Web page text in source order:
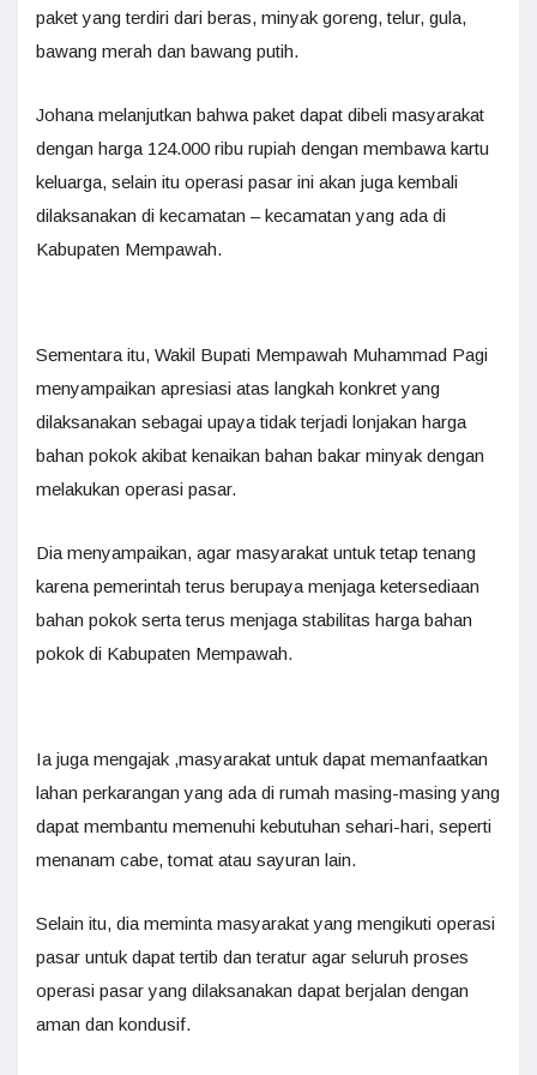
paket yang terdiri dari beras, minyak goreng, telur, gula,
bawang merah dan bawang putih.
Johana melanjutkan bahwa paket dapat dibeli masyarakat
dengan harga 124.000 ribu rupiah dengan membawa kartu
keluarga, selain itu operasi pasar ini akan juga kembali
dilaksanakan di kecamatan – kecamatan yang ada di
Kabupaten Mempawah.
Sementara itu, Wakil Bupati Mempawah Muhammad Pagi
menyampaikan apresiasi atas langkah konkret yang
dilaksanakan sebagai upaya tidak terjadi lonjakan harga
bahan pokok akibat kenaikan bahan bakar minyak dengan
melakukan operasi pasar.
Dia menyampaikan, agar masyarakat untuk tetap tenang
karena pemerintah terus berupaya menjaga ketersediaan
bahan pokok serta terus menjaga stabilitas harga bahan
pokok di Kabupaten Mempawah.
Ia juga mengajak ,masyarakat untuk dapat memanfaatkan
lahan perkarangan yang ada di rumah masing-masing yang
dapat membantu memenuhi kebutuhan sehari-hari, seperti
menanam cabe, tomat atau sayuran lain.
Selain itu, dia meminta masyarakat yang mengikuti operasi
pasar untuk dapat tertib dan teratur agar seluruh proses
operasi pasar yang dilaksanakan dapat berjalan dengan
aman dan kondusif.